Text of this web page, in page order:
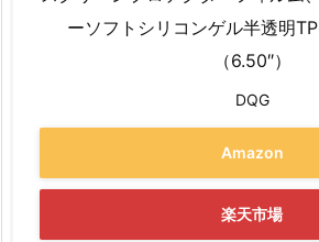
ーソフトシリコンゲル半透明
（6.50″）
DQG
Amazon
楽天市場